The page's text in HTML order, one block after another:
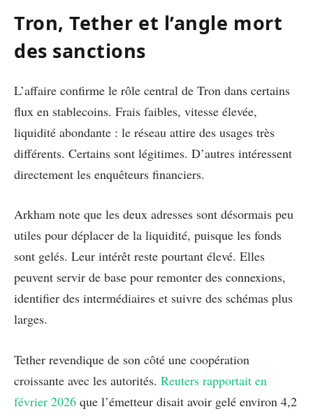
Tron, Tether et l’angle mort
des sanctions
L’affaire confirme le rôle central de Tron dans certains
flux en stablecoins. Frais faibles, vitesse élevée,
liquidité abondante : le réseau attire des usages très
différents. Certains sont légitimes. D’autres intéressent
directement les enquêteurs financiers.
Arkham note que les deux adresses sont désormais peu
utiles pour déplacer de la liquidité, puisque les fonds
sont gelés. Leur intérêt reste pourtant élevé. Elles
peuvent servir de base pour remonter des connexions,
identifier des intermédiaires et suivre des schémas plus
larges.
Tether revendique de son côté une coopération
croissante avec les autorités. Reuters rapportait en
février 2026 que l’émetteur disait avoir gelé environ 4,2